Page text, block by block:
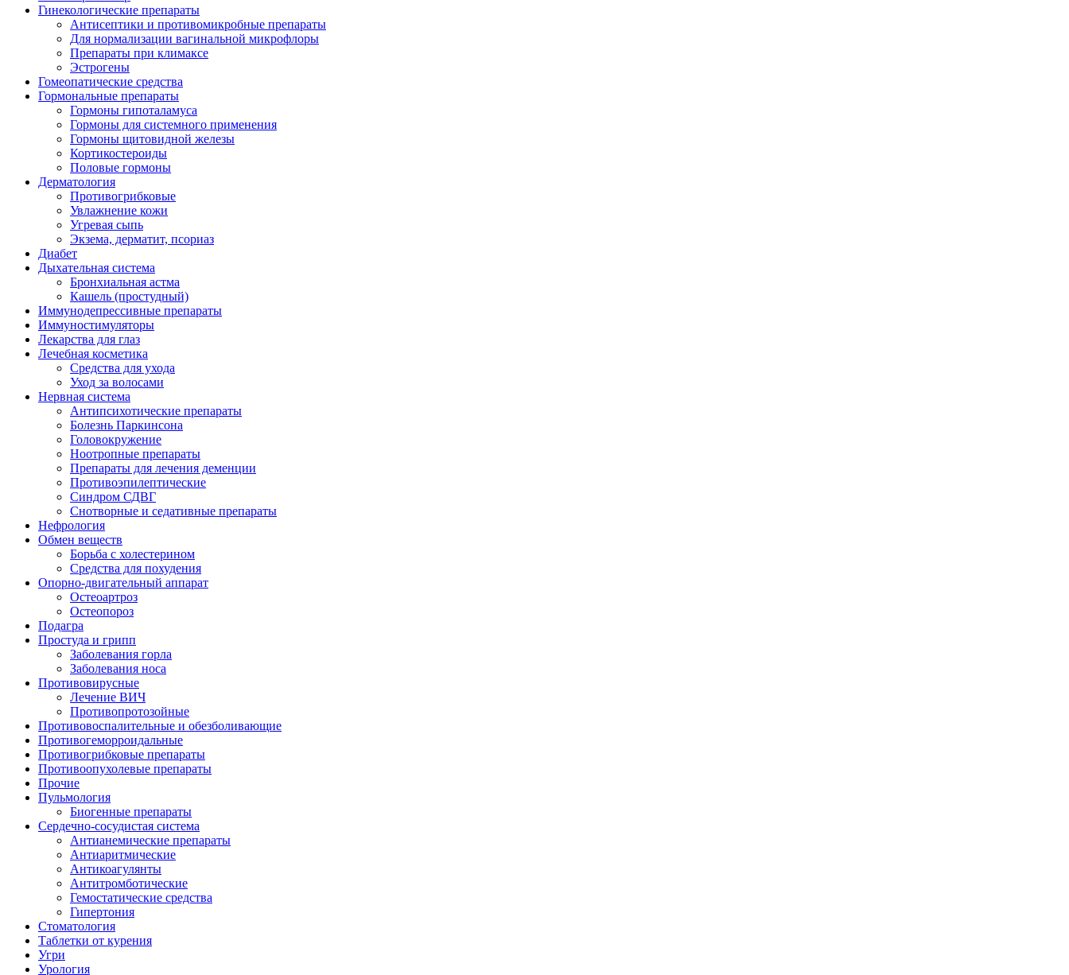
Гинекологические препараты
Антисептики и противомикробные препараты
Для нормализации вагинальной микрофлоры
Препараты при климаксе
Эстрогены
Гомеопатические средства
Гормональные препараты
Гормоны гипоталамуса
Гормоны для системного применения
Гормоны щитовидной железы
Кортикостероиды
Половые гормоны
Дерматология
Противогрибковые
Увлажнение кожи
Угревая сыпь
Экзема, дерматит, псориаз
Диабет
Дыхательная система
Бронхиальная астма
Кашель (простудный)
Иммунодепрессивные препараты
Иммуностимуляторы
Лекарства для глаз
Лечебная косметика
Средства для ухода
Уход за волосами
Нервная система
Антипсихотические препараты
Болезнь Паркинсона
Головокружение
Ноотропные препараты
Препараты для лечения деменции
Противоэпилептические
Синдром СДВГ
Снотворные и седативные препараты
Нефрология
Обмен веществ
Борьба с холестерином
Средства для похудения
Опорно-двигательный аппарат
Остеоартроз
Остеопороз
Подагра
Простуда и грипп
Заболевания горла
Заболевания носа
Противовирусные
Лечение ВИЧ
Противопротозойные
Противовоспалительные и обезболивающие
Противогеморроидальные
Противогрибковые препараты
Противоопухолевые препараты
Прочие
Пульмология
Биогенные препараты
Сердечно-сосудистая система
Антианемические препараты
Антиаритмические
Антикоагулянты
Антитромботические
Гемостатические средства
Гипертония
Стоматология
Таблетки от курения
Угри
Урология